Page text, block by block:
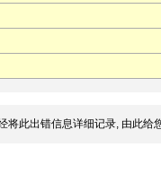
将此出错信息详细记录, 由此给